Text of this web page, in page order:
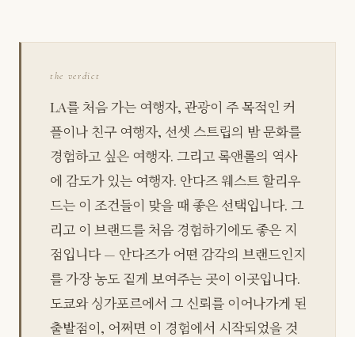
the verdict
LA를 처음 가는 여행자, 관광이 주 목적인 커
플이나 친구 여행자, 선셋 스트립의 밤 문화를
경험하고 싶은 여행자. 그리고 록앤롤의 역사
에 감도가 있는 여행자. 안다즈 웨스트 할리우
드는 이 조건들이 맞을 때 좋은 선택입니다. 그
리고 이 브랜드를 처음 경험하기에도 좋은 지
점입니다 — 안다즈가 어떤 감각의 브랜드인지
를 가장 농도 짙게 보여주는 곳이 이곳입니다.
도쿄와 싱가포르에서 그 신뢰를 이어나가게 된
출발점이, 어쩌면 이 경험에서 시작되었을 것